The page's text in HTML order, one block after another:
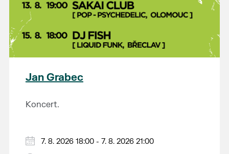
Jan Grabec
Koncert.
7. 8. 2026 18:00 - 7. 8. 2026 21:00